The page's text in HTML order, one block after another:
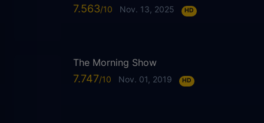
7.563 Nov. 13, 2025 HD
The Morning Show
7.747 Nov. 01, 2019 HD